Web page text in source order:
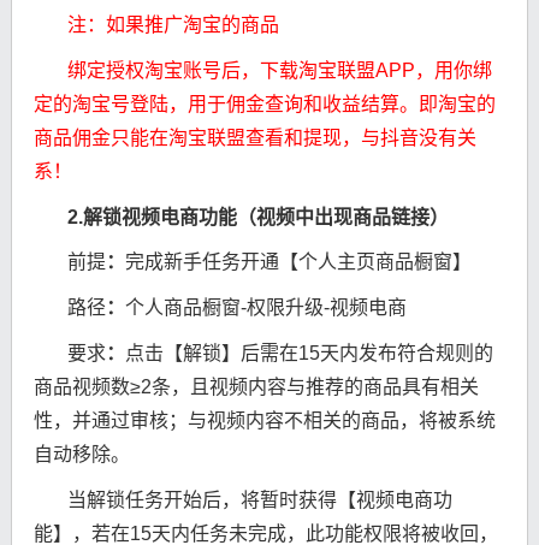
注：如果推广淘宝的商品
绑定授权淘宝账号后，下载淘宝联盟APP，用你绑
定的淘宝号登陆，用于佣金查询和收益结算。即淘宝的
商品佣金只能在淘宝联盟查看和提现，与抖音没有关
系！
2.解锁视频电商功能（视频中出现商品链接）
前提 ： 完成新手任务开通【个人主页商品橱窗】
路径 ： 个人商品橱窗-权限升级-视频电商
要求 ：
点击【解锁】后需在15天内发布符合规则的
商品视频数≥2条，且视频内容与推荐的商品具有相关
性，并通过审核；与视频内容不相关的商品，将被系统
自动移除。
当解锁任务开始后，将暂时获得【视频电商功
能】，若在15天内任务未完成，此功能权限将被收回，